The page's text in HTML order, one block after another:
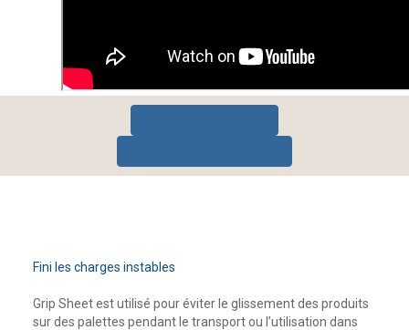
Fini les charges instables
Grip Sheet est utilisé pour éviter le glissement des produits
sur des palettes pendant le transport ou l’utilisation dans